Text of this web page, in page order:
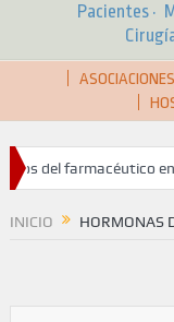
Pacientes ·
ASOCIACIONES
del farmacéutico en
INICIO HORMONAS